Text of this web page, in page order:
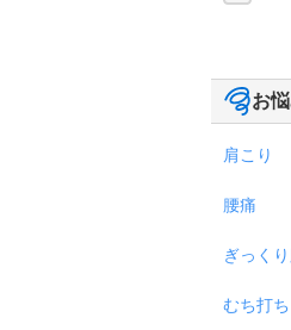
お
肩こり
腰痛
ぎっく
むち打ち